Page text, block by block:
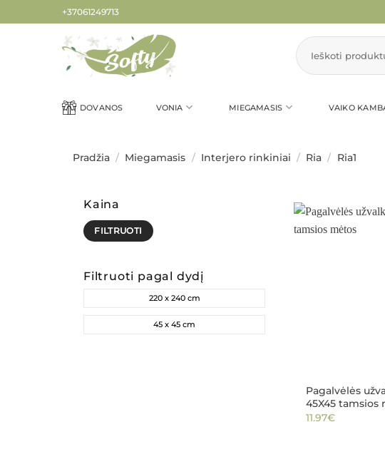
to
+37061249713
Ieškoti:
DOVANOS VONIA MIEGAMASIS VAIKO
Pradžia / Miegamasis / Interjero rinkiniai / Ria / Ria1
Kaina
Min
kaina
Maks
kainaFILTRUOTI
Filtruoti pagal dydį
220 x 240 cm
45 x 45 cm
Pagalvėlės
45X45 tamsios
11.97€